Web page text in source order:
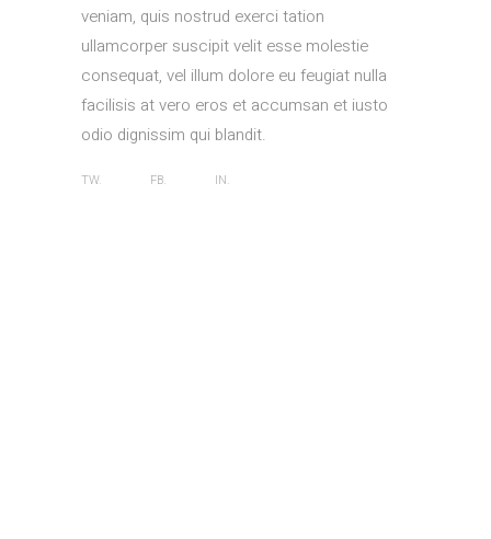
veniam, quis nostrud exerci tation
ullamcorper suscipit velit esse molestie
consequat, vel illum dolore eu feugiat nulla
facilisis at vero eros et accumsan et iusto
odio dignissim qui blandit.
TW. FB. IN.